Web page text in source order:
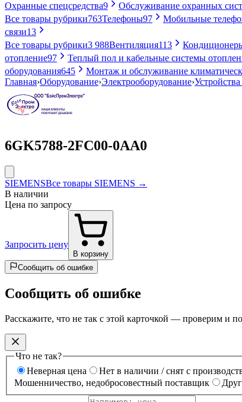
Охранные спецсредства9 Обслуживание охранных
Все товары рубрики763Телефоны97 Мобильные
связи13
Все товары рубрики3 988Вентиляция113
отопление97 Теплый пол и кабельные системы
оборудования645 Монтаж и обслуживание
Главная›Оборудование›Электрооборудование›
6GK5788-2FC00-0AA0
SIEMENSВсе товары SIEMENS →
В наличии
Цена по запросу
Запросить цену
В корзину
Сообщить об ошибке
Сообщить об ошибке
Расскажите, что не так с этой карточкой — проверим и
Что не так?
Неверная цена
Нет в наличии / снят с
Мошенничество, недобросовестный поставщик